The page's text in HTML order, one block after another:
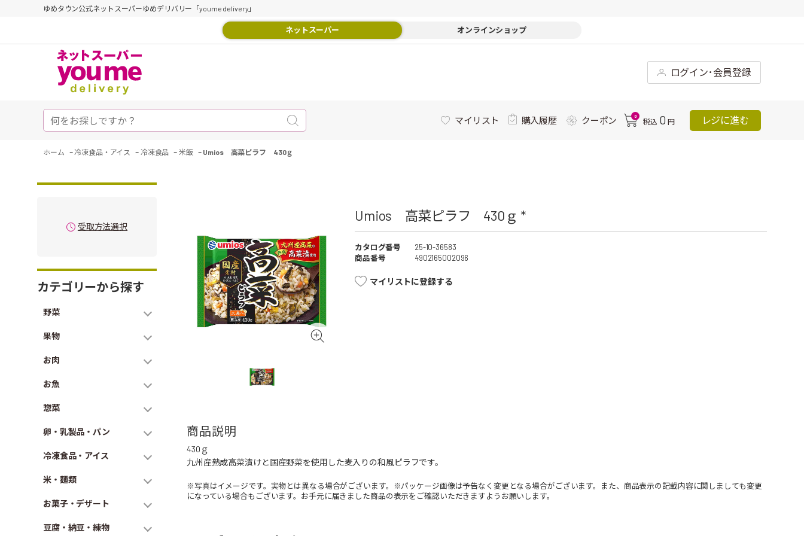
ゆめタウン公式ネットスーパーゆめデリバリー「youme delivery」
ネットスーパー オンラインショップ
ログイン･会員登録
マイリスト 購入履歴 クーポン 0
税込 0 円 レジに進む
ホーム - 冷凍食品・アイス - 冷凍食品 - 米飯 - Umios 高菜ピラフ 430ｇ
受取方法選択
カテゴリーから探す
野菜
果物
お肉
お魚
惣菜
卵・乳製品・パン
冷凍食品・アイス
米・麺類
お菓子・デザート
豆腐・納豆・練物
Umios 高菜ピラフ 430ｇ *
カタログ番号
25-10-36583
商品番号
4902165002096
マイリストに登録する
商品説明
430ｇ
九州産熟成高菜漬けと国産野菜を使用した麦入りの和風ピラフです。
※写真はイメージです。実物とは異なる場合がございます。※パッケージ画像は予告なく変更となる場合がございます。また、商品表示の記載内容に関しましても変更
になっている場合もございます。お手元に届きました商品の表示をご確認いただきますようお願いします。